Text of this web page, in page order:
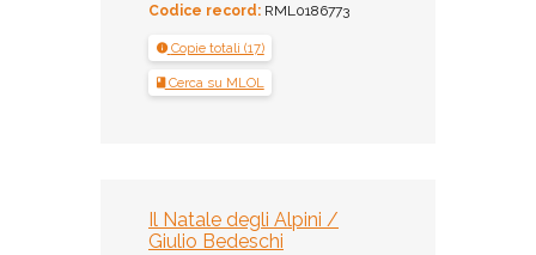
Codice record: RML0186773
Copie totali (17)
Cerca su MLOL
Il Natale degli Alpini /
Giulio Bedeschi